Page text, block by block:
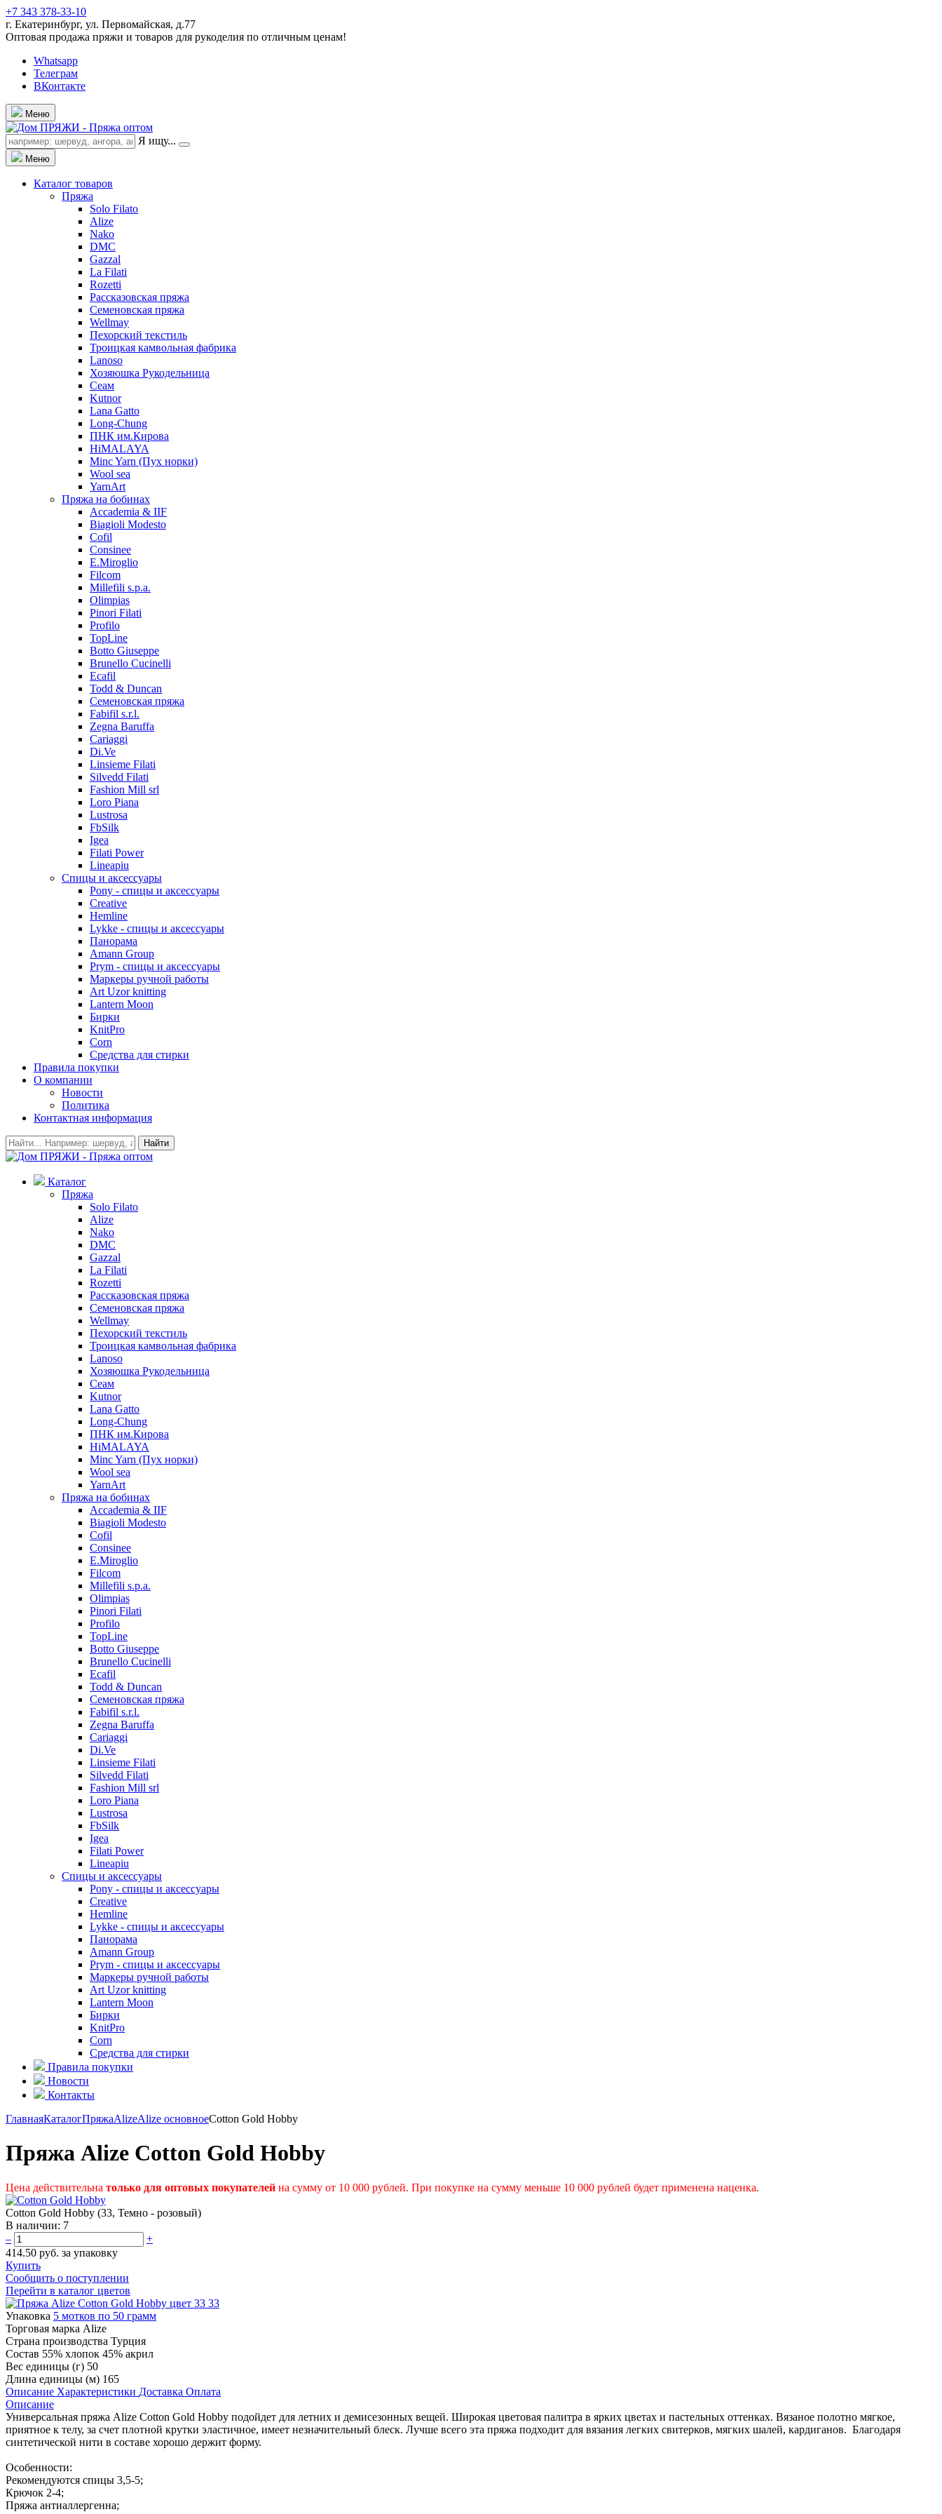
+7 343 378-33-10
г. Екатеринбург, ул. Первомайская, д.77
Оптовая продажа пряжи и товаров для рукоделия по отличным ценам!
Whatsapp
Телеграм
ВКонтакте
Меню
Я ищу...
Меню
Каталог товаров
Пряжа
Solo Filato
Alize
Nako
DMC
Gazzal
La Filati
Rozetti
Рассказовская пряжа
Семеновская пряжа
Wellmay
Пехорский текстиль
Троицкая камвольная фабрика
Lanoso
Хозяюшка Рукодельница
Сеам
Kutnor
Lana Gatto
Long-Chung
ПНК им.Кирова
HiMALAYA
Minc Yarn (Пух норки)
Wool sea
YarnArt
Пряжа на бобинах
Accademia & IIF
Biagioli Modesto
Cofil
Consinee
E.Miroglio
Filcom
Millefili s.p.a.
Olimpias
Pinori Filati
Profilo
TopLine
Botto Giuseppe
Brunello Cucinelli
Ecafil
Todd & Duncan
Семеновская пряжа
Fabifil s.r.l.
Zegna Baruffa
Cariaggi
Di.Ve
Linsieme Filati
Silvedd Filati
Fashion Mill srl
Loro Piana
Lustrosa
FbSilk
Igea
Filati Power
Lineapiu
Спицы и аксессуары
Pony - спицы и аксессуары
Creative
Hemline
Lykke - спицы и аксессуары
Панорама
Amann Group
Prym - спицы и аксессуары
Маркеры ручной работы
Art Uzor knitting
Lantern Moon
Бирки
KnitPro
Corn
Средства для стирки
Правила покупки
О компании
Новости
Политика
Контактная информация
Найти
Каталог
Пряжа
Solo Filato
Alize
Nako
DMC
Gazzal
La Filati
Rozetti
Рассказовская пряжа
Семеновская пряжа
Wellmay
Пехорский текстиль
Троицкая камвольная фабрика
Lanoso
Хозяюшка Рукодельница
Сеам
Kutnor
Lana Gatto
Long-Chung
ПНК им.Кирова
HiMALAYA
Minc Yarn (Пух норки)
Wool sea
YarnArt
Пряжа на бобинах
Accademia & IIF
Biagioli Modesto
Cofil
Consinee
E.Miroglio
Filcom
Millefili s.p.a.
Olimpias
Pinori Filati
Profilo
TopLine
Botto Giuseppe
Brunello Cucinelli
Ecafil
Todd & Duncan
Семеновская пряжа
Fabifil s.r.l.
Zegna Baruffa
Cariaggi
Di.Ve
Linsieme Filati
Silvedd Filati
Fashion Mill srl
Loro Piana
Lustrosa
FbSilk
Igea
Filati Power
Lineapiu
Спицы и аксессуары
Pony - спицы и аксессуары
Creative
Hemline
Lykke - спицы и аксессуары
Панорама
Amann Group
Prym - спицы и аксессуары
Маркеры ручной работы
Art Uzor knitting
Lantern Moon
Бирки
KnitPro
Corn
Средства для стирки
Правила покупки
Новости
Контакты
ГлавнаяКаталогПряжаAlizeAlize основноеCotton Gold Hobby
Пряжа Alize Cotton Gold Hobby
Цена действительна только для оптовых покупателей на сумму от 10 000 рублей. При покупке на сумму меньше 10 000 рублей будет применена наценка.
Cotton Gold Hobby (33, Темно - розовый)
В наличии: 7
–
+
414.50 руб. за упаковку
Купить
Сообщить о поступлении
Перейти в каталог цветов
33
Упаковка 5 мотков по 50 грамм
Торговая марка Alize
Страна производства Турция
Состав 55% хлопок 45% акрил
Вес единицы (г) 50
Длина единицы (м) 165
Описание Характеристики Доставка Оплата
Описание
Универсальная пряжа Alize Cotton Gold Hobby подойдет для летних и демисезонных вещей. Широкая цветовая палитра в ярких цветах и пастельных оттенках. Вязаное полотно мягкое,
приятное к телу, за счет плотной крутки эластичное, имеет незначительный блеск. Лучше всего эта пряжа подходит для вязания легких свитерков, мягких шалей, кардиганов. Благодаря
синтетической нити в составе хорошо держит форму.
Особенности:
Рекомендуются спицы 3,5-5;
Крючок 2-4;
Пряжа антиаллергенна;